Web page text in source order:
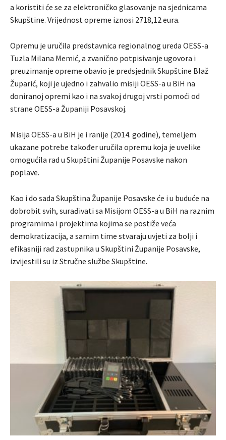
a koristiti će se za elektroničko glasovanje na sjednicama
Skupštine. Vrijednost opreme iznosi 2718,12 eura.
Opremu je uručila predstavnica regionalnog ureda OESS-a
Tuzla Milana Memić, a zvanično potpisivanje ugovora i
preuzimanje opreme obavio je predsjednik Skupštine Blaž
Župarić, koji je ujedno i zahvalio misiji OESS-a u BiH na
doniranoj opremi kao i na svakoj drugoj vrsti pomoći od
strane OESS-a Županiji Posavskoj.
Misija OESS-a u BiH je i ranije (2014. godine), temeljem
ukazane potrebe također uručila opremu koja je uvelike
omogućila rad u Skupštini Županije Posavske nakon
poplave.
Kao i do sada Skupština Županije Posavske će i u buduće na
dobrobit svih, surađivati sa Misijom OESS-a u BiH na raznim
programima i projektima kojima se postiže veća
demokratizacija, a samim time stvaraju uvjeti za bolji i
efikasniji rad zastupnika u Skupštini Županije Posavske,
izvijestili su iz Stručne službe Skupštine.